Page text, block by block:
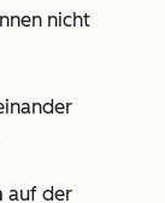
nicht
auf der